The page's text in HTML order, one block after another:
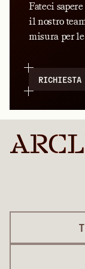
Fateci
il nostro
misura per